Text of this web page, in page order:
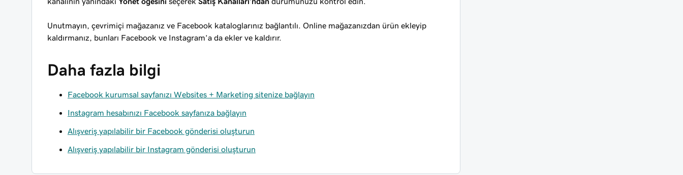
Unutmayın, çevrimiçi mağazanız ve Facebook kataloglarınız bağlantılı. Online mağazanızdan ürün ekleyip
kaldırmanız, bunları Facebook ve Instagram’a da ekler ve kaldırır.
Daha fazla bilgi
Facebook kurumsal sayfanızı Websites + Marketing sitenize bağlayın
Instagram hesabınızı Facebook sayfanıza bağlayın
Alışveriş yapılabilir bir Facebook gönderisi oluşturun
Alışveriş yapılabilir bir Instagram gönderisi oluşturun